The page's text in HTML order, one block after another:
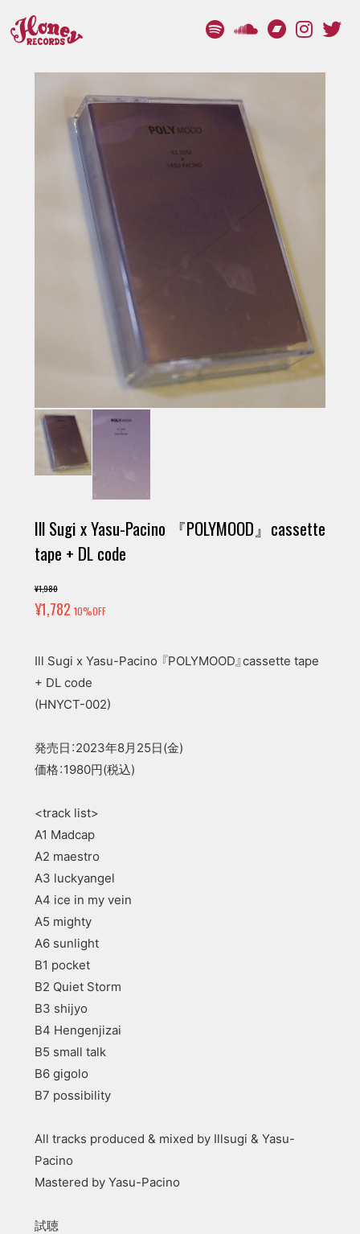
Ill Sugi x Yasu-Pacino 『POLYMOOD』cassette
tape + DL code
¥1,980
¥1,782 10%OFF
Ill Sugi x Yasu-Pacino 『POLYMOOD』cassette tape
+ DL code
(HNYCT-002)
発売日：2023年8月25日(金)
価格：1980円(税込)
<track list>
A1 Madcap
A2 maestro
A3 luckyangel
A4 ice in my vein
A5 mighty
A6 sunlight
B1 pocket
B2 Quiet Storm
B3 shijyo
B4 Hengenjizai
B5 small talk
B6 gigolo
B7 possibility
All tracks produced & mixed by Illsugi & Yasu-
Pacino
Mastered by Yasu-Pacino
試聴